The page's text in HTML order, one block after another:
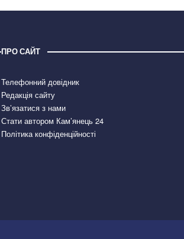
ПРО САЙТ
Телефонний довідник
Редакція сайту
Зв’язатися з нами
Стати автором Кам’янець 24
Політика конфіденційності